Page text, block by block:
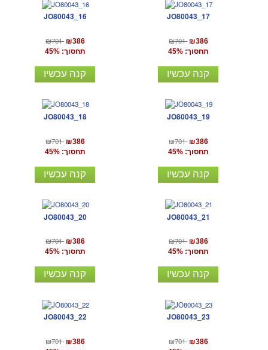
JO80043_16
₪701 ₪386
תחסוך: 45%
קנה עכשיו
JO80043_17
₪701 ₪386
תחסוך: 45%
קנה עכשיו
JO80043_18
₪701 ₪386
תחסוך: 45%
קנה עכשיו
JO80043_19
₪701 ₪386
תחסוך: 45%
קנה עכשיו
JO80043_20
₪701 ₪386
תחסוך: 45%
קנה עכשיו
JO80043_21
₪701 ₪386
תחסוך: 45%
קנה עכשיו
JO80043_22
₪701 ₪386
JO80043_23
₪701 ₪386